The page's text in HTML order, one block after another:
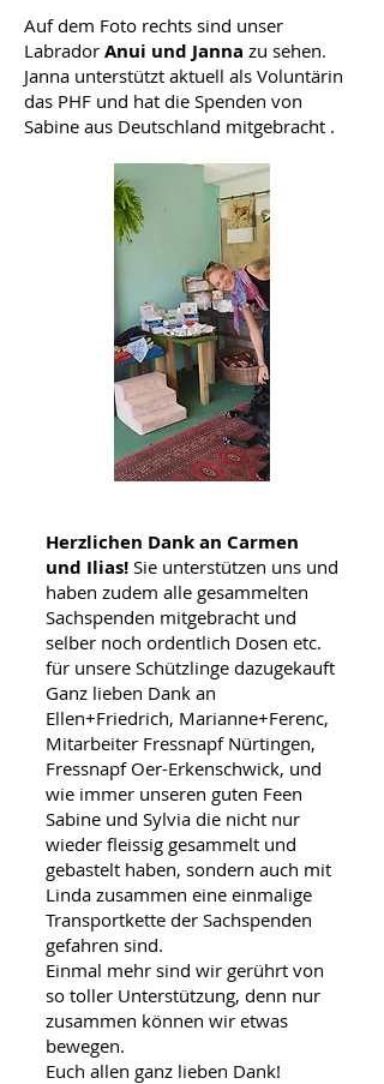
Auf dem Foto rechts sind unser
Labrador Anui und Janna zu sehen.
Janna unterstützt aktuell als Voluntärin
das PHF und hat die Spenden von
Sabine aus Deutschland mitgebracht .
Herzlichen Dank an Carmen
und Ilias! Sie unterstützen uns und
haben zudem alle gesammelten
Sachspenden mitgebracht und
selber noch ordentlich Dosen etc.
für unsere Schützlinge dazugekauft
Ganz lieben Dank an
Ellen+Friedrich, Marianne+Ferenc,
Mitarbeiter Fressnapf Nürtingen,
Fressnapf Oer-Erkenschwick, und
wie immer unseren guten Feen
Sabine und Sylvia die nicht nur
wieder fleissig gesammelt und
gebastelt haben, sondern auch mit
Linda zusammen eine einmalige
Transportkette der Sachspenden
gefahren sind.
Einmal mehr sind wir gerührt von
so toller Unterstützung, denn nur
zusammen können wir etwas
bewegen.
Euch allen ganz lieben Dank!